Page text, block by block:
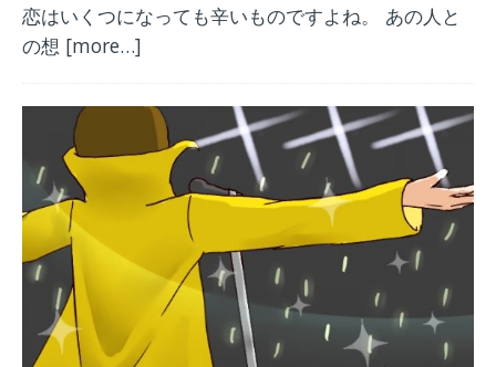
恋はいくつになっても辛いものですよね。 あの人と
の想 [more…]